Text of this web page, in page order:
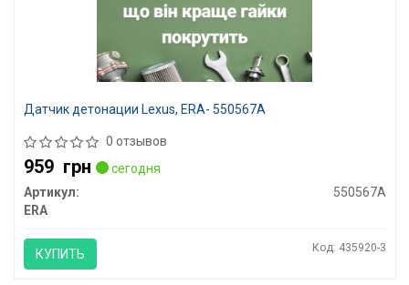
Датчик детонации Lexus, ERA- 550567A
0 отзывов
959 грн
сегодня
Артикул:
550567A
ERA
КУПИТЬ Код: 435920-3